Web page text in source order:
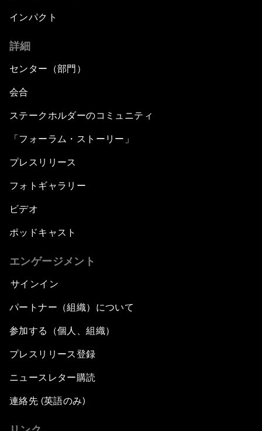
インパクト
詳細
センター（部門）
会合
ステークホルダーのコミュニティ
「フォーラム・ストーリー」
プレスリリース
フォトギャラリー
ビデオ
ポッドキャスト
エンゲージメント
サインイン
パートナー（組織）について
参加する（個人、組織）
プレスリリース登録
ニュースレター購読
連絡先 (英語のみ)